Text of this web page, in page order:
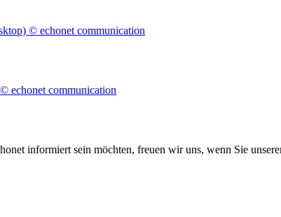
informiert sein möchten, freuen wir uns, wenn Sie